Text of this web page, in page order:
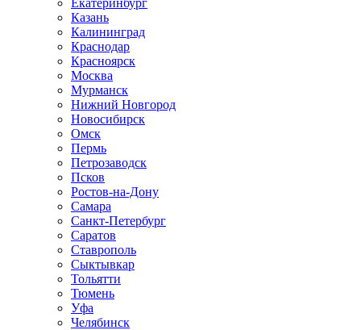
Екатеринбург
Казань
Калининград
Краснодар
Красноярск
Москва
Мурманск
Нижний Новгород
Новосибирск
Омск
Пермь
Петрозаводск
Псков
Ростов-на-Дону
Самара
Санкт-Петербург
Саратов
Ставрополь
Сыктывкар
Тольятти
Тюмень
Уфа
Челябинск